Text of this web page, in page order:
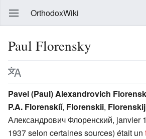
OrthodoxWiki
Paul Florensky
Pavel (Paul) Alexandrovich
P.A. Florenskiĭ, Florenskii, Florenskij
Александрович Флоренский, janvier
1937 selon certaines sources) était un